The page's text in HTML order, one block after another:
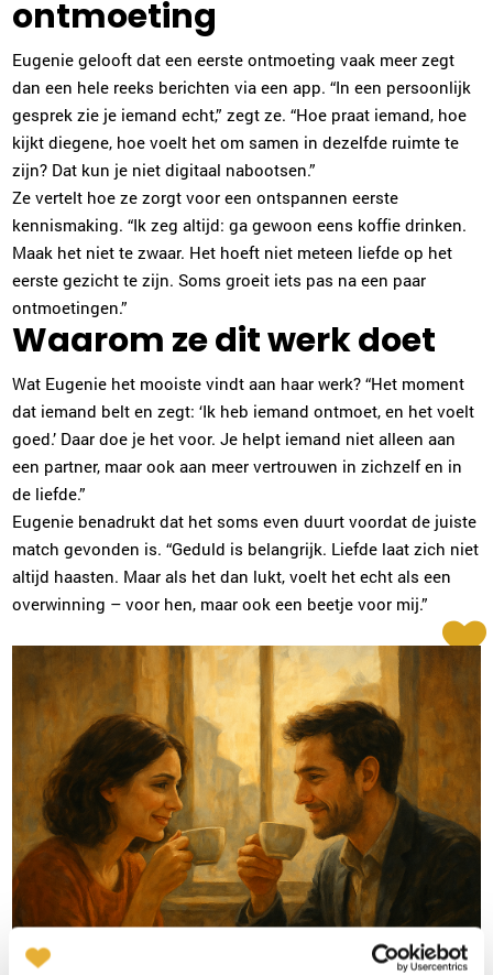
ontmoeting
Eugenie gelooft dat een eerste ontmoeting vaak meer zegt
dan een hele reeks berichten via een app. “In een persoonlijk
gesprek zie je iemand echt,” zegt ze. “Hoe praat iemand, hoe
kijkt diegene, hoe voelt het om samen in dezelfde ruimte te
zijn? Dat kun je niet digitaal nabootsen.”
Ze vertelt hoe ze zorgt voor een ontspannen eerste
kennismaking. “Ik zeg altijd: ga gewoon eens koffie drinken.
Maak het niet te zwaar. Het hoeft niet meteen liefde op het
eerste gezicht te zijn. Soms groeit iets pas na een paar
ontmoetingen.”
Waarom ze dit werk doet
Wat Eugenie het mooiste vindt aan haar werk? “Het moment
dat iemand belt en zegt: ‘Ik heb iemand ontmoet, en het voelt
goed.’ Daar doe je het voor. Je helpt iemand niet alleen aan
een partner, maar ook aan meer vertrouwen in zichzelf en in
de liefde.”
Eugenie benadrukt dat het soms even duurt voordat de juiste
match gevonden is. “Geduld is belangrijk. Liefde laat zich niet
altijd haasten. Maar als het dan lukt, voelt het echt als een
overwinning – voor hen, maar ook een beetje voor mij.”